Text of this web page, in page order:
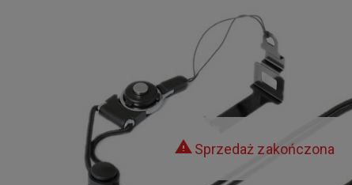
Sprzedaż zakończona